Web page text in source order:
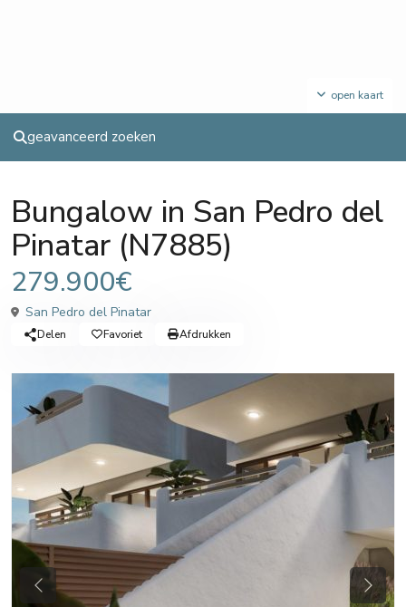
open kaart
geavanceerd zoeken
Bungalow in San Pedro del
Pinatar (N7885)
279.900€
San Pedro del Pinatar
Delen Favoriet Afdrukken
Previous Next